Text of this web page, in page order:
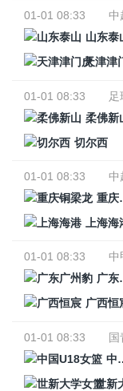
01-01 08:33
中
山东泰
天津津
01-01 08:33
足
柔佛新
切尔西
01-01 08:33
中
重庆铜梁龙
上海海
01-01 08:33
中
广东广州豹
广西恒
01-01 08:33
中国U18女篮
世新